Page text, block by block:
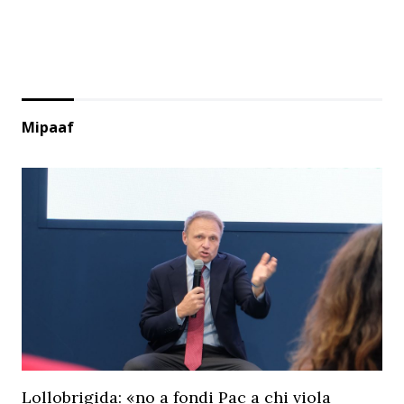
Mipaaf
Lollobrigida: «no a fondi Pac a chi viola